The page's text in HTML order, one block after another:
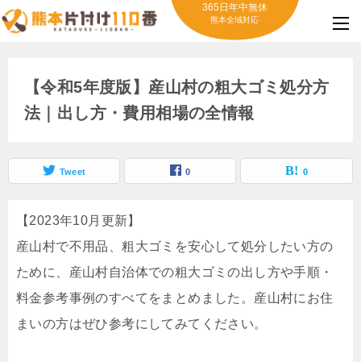
365日年中無休
熊本全域対応
【令和5年度版】産山村の粗大ゴミ処分方
法｜出し方・費用相場の全情報
Tweet 0 0
【2023年10月更新】
産山村で不用品、粗大ゴミを安心して処分したい方の
ために、産山村自治体での粗大ゴミの出し方や手順・
料金参考事例のすべてをまとめました。産山村にお住
まいの方はぜひ参考にしてみてください。